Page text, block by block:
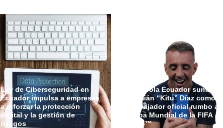
Ley de Ciberseguridad en
Ecuador impulsa a empresas
a reforzar la protección
digital y la gestión de
riesgos
Motorola Ecuador suma a
Damián “Kitu” Díaz como
embajador oficial rumbo a la
Copa Mundial de la FIFA
2026™